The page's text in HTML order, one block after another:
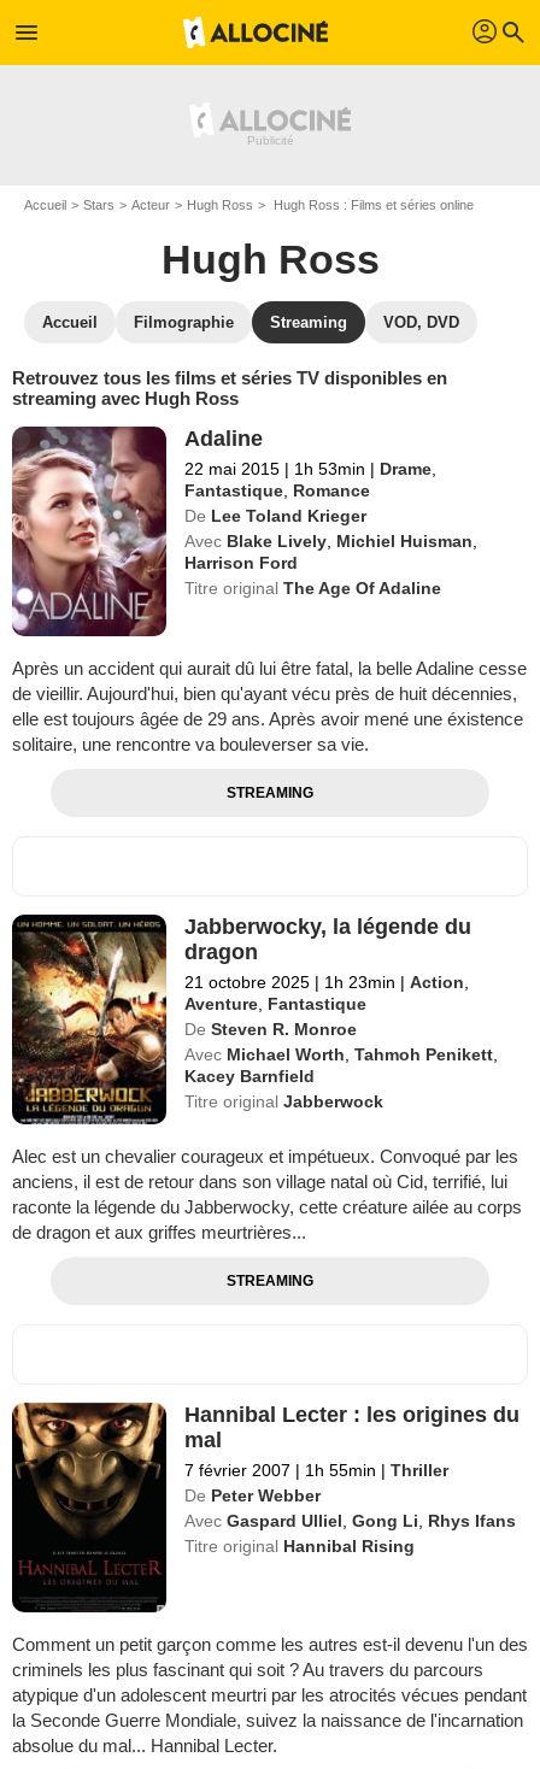
menu profil search
Accueil Stars Acteur Hugh Ross Hugh Ross : Films et séries online
Hugh Ross
Accueil Filmographie Streaming VOD, DVD
Retrouvez tous les films et séries TV disponibles en
streaming avec Hugh Ross
Adaline
22 mai 2015 | 1h 53min | Drame
Fantastique Romance
De Lee Toland Krieger
Avec Blake Lively Michiel Huisman
Harrison Ford
Titre originalThe Age Of Adaline
Après un accident qui aurait dû lui être fatal, la belle Adaline cesse
de vieillir. Aujourd'hui, bien qu'ayant vécu près de huit décennies,
elle est toujours âgée de 29 ans. Après avoir mené une éxistence
solitaire, une rencontre va bouleverser sa vie.
STREAMING
Jabberwocky, la légende du
dragon
21 octobre 2025 | 1h 23min | Action
Aventure Fantastique
De Steven R. Monroe
Avec Michael Worth ,Tahmoh Penikett
Kacey Barnfield
Titre originalJabberwock
Alec est un chevalier courageux et impétueux. Convoqué par les
anciens, il est de retour dans son village natal où Cid, terrifié, lui
raconte la légende du Jabberwocky, cette créature ailée au corps
de dragon et aux griffes meurtrières...
STREAMING
Hannibal Lecter : les origines du
mal
7 février 2007 | 1h 55min | Thriller
De Peter Webber
Avec Gaspard Ulliel ,Gong Li
Rhys Ifans
Titre original Hannibal Rising
Comment un petit garçon comme les autres est-il devenu l'un des
criminels les plus fascinant qui soit ? Au travers du parcours
atypique d'un adolescent meurtri par les atrocités vécues pendant
la Seconde Guerre Mondiale, suivez la naissance de l'incarnation
absolue du mal... Hannibal Lecter.